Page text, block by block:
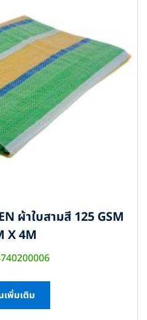
ผ้าใบสามสี 125 GSM
X 4M
เพิ่มเติม